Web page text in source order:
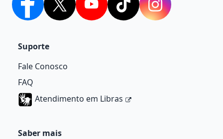
FacebookTwitter YouTubeTikTok Instagram
Suporte
Fale Conosco
FAQ
Atendimento em Libras
Saber mais
Os canais oficiais de OMO Brasil são